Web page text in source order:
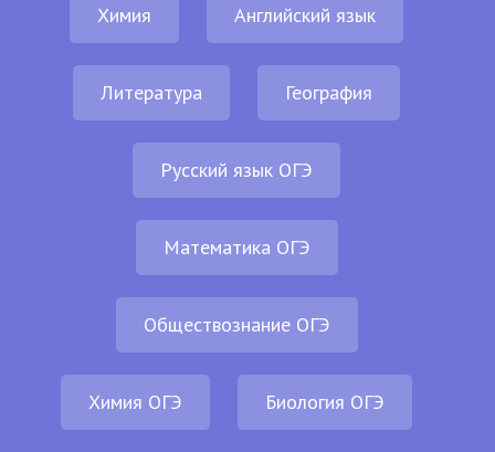
Химия Английский язык
Литература География
Русский язык ОГЭ
Математика ОГЭ
Обществознание ОГЭ
Химия ОГЭ Биология ОГЭ